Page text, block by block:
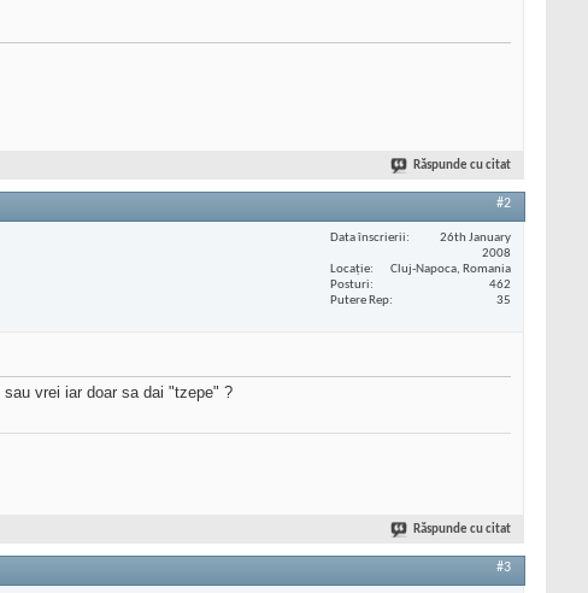
Răspunde cu citat
#2
Data înscrierii
26th January
2008
Locaţie
Cluj-Napoca, Romania
Posturi
462
Putere Rep
35
vrei iar doar sa dai "tzepe" ?
Răspunde cu citat
#3